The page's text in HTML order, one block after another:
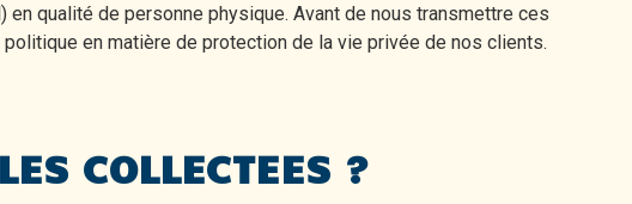
qualité de personne physique. Avant de nous transmettre ces
en matière de protection de la vie privée de nos clients.
COLLECTEES ?